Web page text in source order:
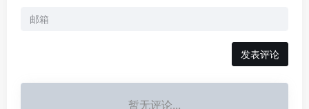
发表评论
暂无评论...